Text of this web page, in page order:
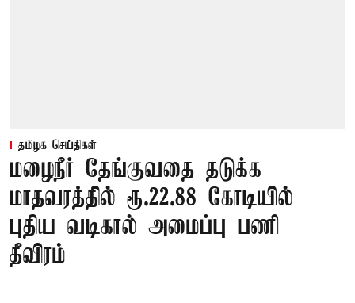
தமிழக செய்திகள்
மழைநீர் தேங்குவதை தடுக்க
மாதவரத்தில் ரூ.22.88 கோடியில்
புதிய வடிகால் அமைப்பு பணி
தீவிரம்